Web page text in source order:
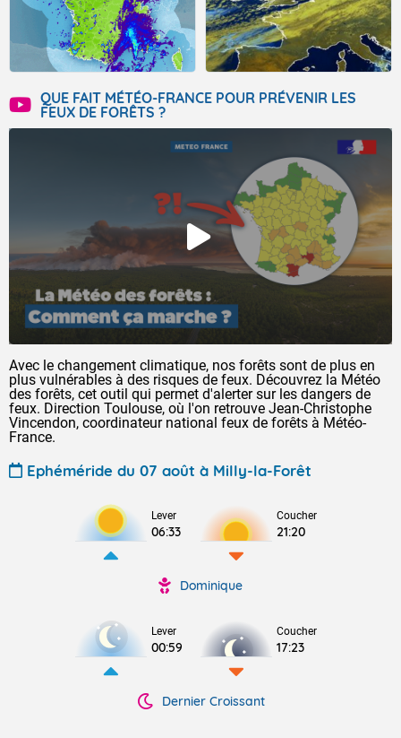
QUE FAIT MÉTÉO-FRANCE POUR PRÉVENIR LES
FEUX DE FORÊTS ?
Avec le changement climatique, nos forêts sont de plus en
plus vulnérables à des risques de feux. Découvrez la Météo
des forêts, cet outil qui permet d'alerter sur les dangers de
feux. Direction Toulouse, où l'on retrouve Jean-Christophe
Vincendon, coordinateur national feux de forêts à Météo-
France.
Ephéméride du 07 août à Milly-la-Forêt
Lever
06:33
Coucher
21:20
Dominique
Lever
00:59
Coucher
17:23
Dernier Croissant